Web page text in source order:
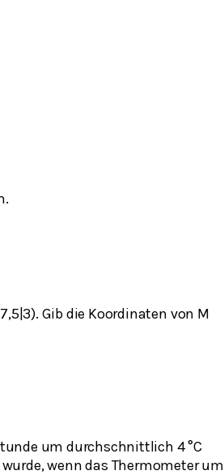
Gib die Koordinaten von M
um durchschnittlich 4 °C
wenn das Thermometer um